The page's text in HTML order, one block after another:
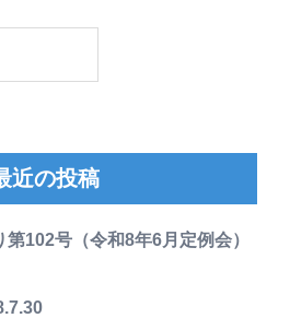
近の投稿
102号（令和8年6月定例会）